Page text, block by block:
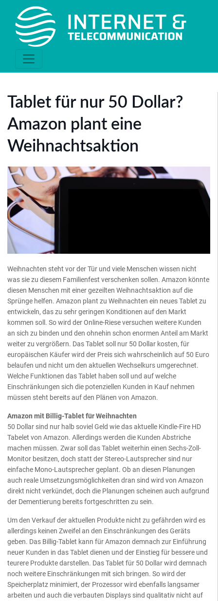
Tablet für nur 50 Dollar?
Amazon plant eine
Weihnachtsaktion
Weihnachten steht vor der Tür und viele Menschen wissen nicht
was sie zu diesem Familienfest verschenken sollen. Amazon könnte
diesen Menschen mit einer gezeilten Weihnachtsaktion auf die
Sprünge helfen. Amazon plant zu Weihnachten ein neues Tablet zu
entwickeln, das zu sehr geringen Konditionen auf den Markt
kommen soll. So wird der Online-Riese versuchen weitere Kunden
an sich zu binden und den ohnehin schon enormen Anteil am Markt
weiter zu vergrößern. Das Tablet soll nur 50 Dollar kosten, für
europäischen Käufer wird der Preis sich wahrscheinlich auf 50 Euro
belaufen und nicht um den aktuellen Wechselkurs umgerechnet.
Welche Funktionen das Tablet haben soll und auf welche
Einschränkungen sich die potenziellen Kunden in Kauf nehmen
müssen steht bereits auf den Plänen von Amazon.
Amazon mit Billig-Tablet für Weihnachten
50 Dollar sind nur halb soviel Geld wie das aktuelle Kindle-Fire HD
Tabelet von Amazon. Allerdings werden die Kunden Abstriche
machen müssen. Zwar soll das Tablet weiterhin einen Sechs-Zoll-
Monitor besitzen, doch statt der Stereo-Lautsprecher sind nur
einfache Mono-Lautsprecher geplant. Ob an diesen Planungen
auch reale Umsetzungsmöglichkeiten dran sind wird von Amazon
direkt nicht verkündet, doch die Planungen scheinen auch aufgrund
der Dementierung bereits fortgeschritten zu sein.
Um den Verkauf der aktuellen Produkte nicht zu gefährden wird es
allerdings keinen Zweifel an den Einschränkungen des Geräts
geben. Das Billig-Tablet kann für Amazon demnach zur Einführung
neuer Kunden in das Tablet dienen und der Einstieg für bessere und
teurere Produkte darstellen. Das Tablet für 50 Dollar wird demnach
noch weitere Einschränkungen mit sich bringen. So wird der
Speicherplatz minimiert, der Prozessor wird ebenfalls langsamer
arbeiten und auch die verbauten Displays sind qualitativ nicht auf